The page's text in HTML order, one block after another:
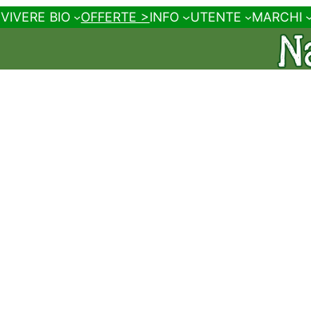
VIVERE BIO OFFERTE >INFO UTENTE MARCHI